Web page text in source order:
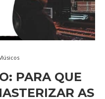
PARA QUE
AS